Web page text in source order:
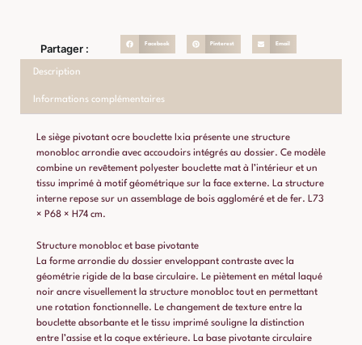
Partager : Facebook Pinterest Email
Description
Informations complémentaires
Le siège pivotant ocre bouclette Ixia présente une structure
monobloc arrondie avec accoudoirs intégrés au dossier. Ce modèle
combine un revêtement polyester bouclette mat à l’intérieur et un
tissu imprimé à motif géométrique sur la face externe. La structure
interne repose sur un assemblage de bois aggloméré et de fer. L73
× P68 × H74 cm.
Structure monobloc et base pivotante
La forme arrondie du dossier enveloppant contraste avec la
géométrie rigide de la base circulaire. Le piètement en métal laqué
noir ancre visuellement la structure monobloc tout en permettant
une rotation fonctionnelle. Le changement de texture entre la
bouclette absorbante et le tissu imprimé souligne la distinction
entre l’assise et la coque extérieure. La base pivotante circulaire